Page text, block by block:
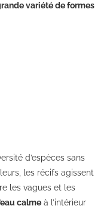
variété de formes
d’espèces sans
les récifs agissent
les vagues et les
calme à l’intérieur